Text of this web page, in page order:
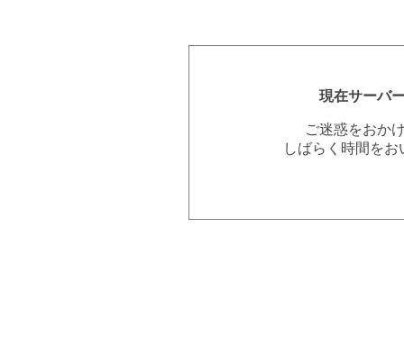
現在サーバ
ご迷惑をおか
しばらく時間を